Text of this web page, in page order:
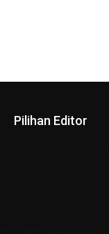
Pilihan Editor